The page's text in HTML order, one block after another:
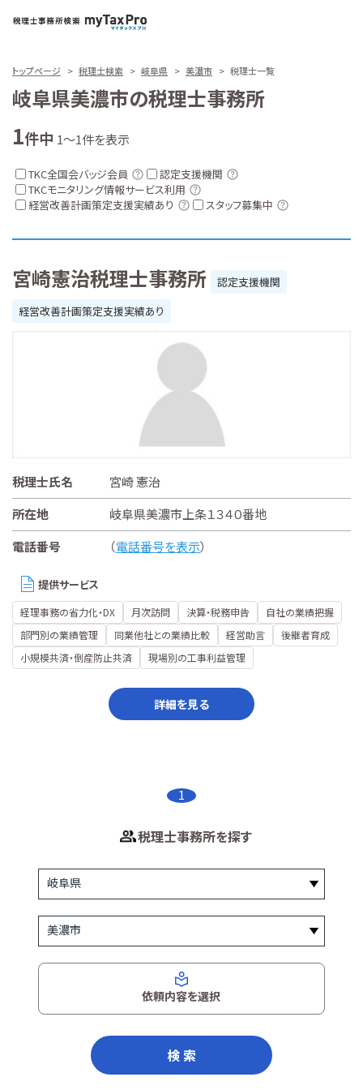
トップページ 税理士検索 岐阜県 美濃市 税理士一覧
岐阜県美濃市の税理士事務所
1件中 1～1件を表示
TKC全国会バッジ会員
認定支援機関
TKCモニタリング情報サービス利用
経営改善計画策定支援実績あり
スタッフ募集中
宮崎憲治税理士事務所
認定支援機関
経営改善計画策定支援実績あり
税理士氏名
宮崎 憲治
所在地
岐阜県美濃市上条１３４０番地
電話番号
（電話番号を表示）
提供サービス
経理事務の省力化・DX 月次訪問 決算・税務申告
自社の業績把握
部門別の業績管理
同業他社との業績比較 経営助言
後継者育成
小規模共済・倒産防止共済
現場別の工事利益管理
詳細を見る
1
税理士事務所を探す
依頼内容を選択
検 索